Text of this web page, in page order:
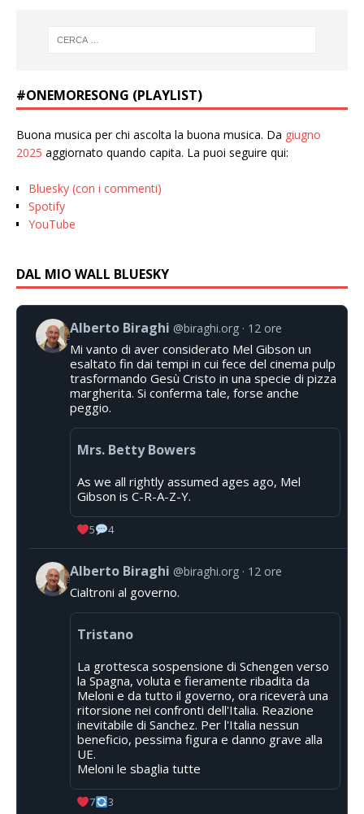
#ONEMORESONG (PLAYLIST)
Buona musica per chi ascolta la buona musica. Da giugno
2025 aggiornato quando capita. La puoi seguire qui:
Bluesky (con i commenti)
Spotify
YouTube
DAL MIO WALL BLUESKY
Alberto Biraghi @biraghi.org 12 ore
Mi vanto di aver considerato Mel Gibson un
esaltato fin dai tempi in cui fece del cinema pulp
trasformando Gesù Cristo in una specie di pizza
margherita. Si conferma tale, forse anche
peggio.
Mrs. Betty Bowers
As we all rightly assumed ages ago, Mel
Gibson is C-R-A-Z-Y.
5 4
Alberto Biraghi @biraghi.org 12 ore
Cialtroni al governo.
Tristano
La grottesca sospensione di Schengen verso
la Spagna, voluta e fieramente ribadita da
Meloni e da tutto il governo, ora riceverà una
ritorsione nei confronti dell'Italia. Reazione
inevitabile di Sanchez. Per l'Italia nessun
beneficio, pessima figura e danno grave alla
UE.
Meloni le sbaglia tutte
7 3